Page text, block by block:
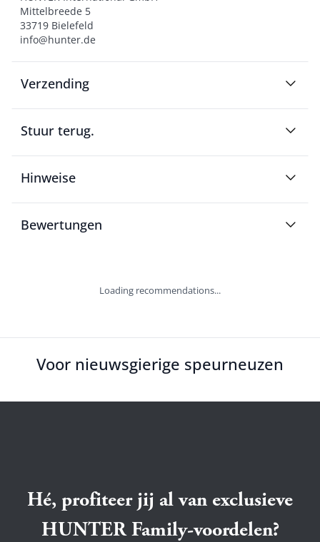
Mittelbreede 5
33719 Bielefeld
info@hunter.de
Verzending
Stuur terug.
Hinweise
Bewertungen
Loading recommendations...
Voor nieuwsgierige speurneuzen
Hé, profiteer jij al van exclusieve
HUNTER Family-voordelen?